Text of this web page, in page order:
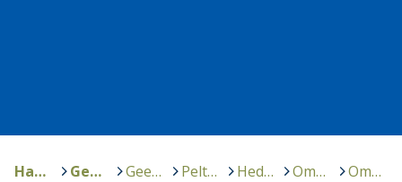
Hankkeet GeenivaraOppi Geenivaratutkijoiden kokoamaa Peltojen ja puutarhojen monimuotoiset kasvit Hedelmä- ja marjakasvit Omena Omenan viljelyhistoria